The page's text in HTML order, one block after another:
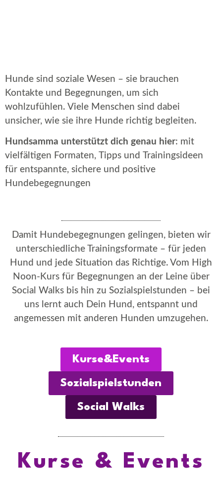
Hunde sind soziale Wesen – sie brauchen
Kontakte und Begegnungen, um sich
wohlzufühlen. Viele Menschen sind dabei
unsicher, wie sie ihre Hunde richtig begleiten.
Hundsamma unterstützt dich genau hier: mit
vielfältigen Formaten, Tipps und Trainingsideen
für entspannte, sichere und positive
Hundebegegnungen
Damit Hundebegegnungen gelingen, bieten wir
unterschiedliche Trainingsformate – für jeden
Hund und jede Situation das Richtige. Vom High
Noon-Kurs für Begegnungen an der Leine über
Social Walks bis hin zu Sozialspielstunden – bei
uns lernt auch Dein Hund, entspannt und
angemessen mit anderen Hunden umzugehen.
Kurse&Events
Sozialspielstunden
Social Walks
Kurse & Events